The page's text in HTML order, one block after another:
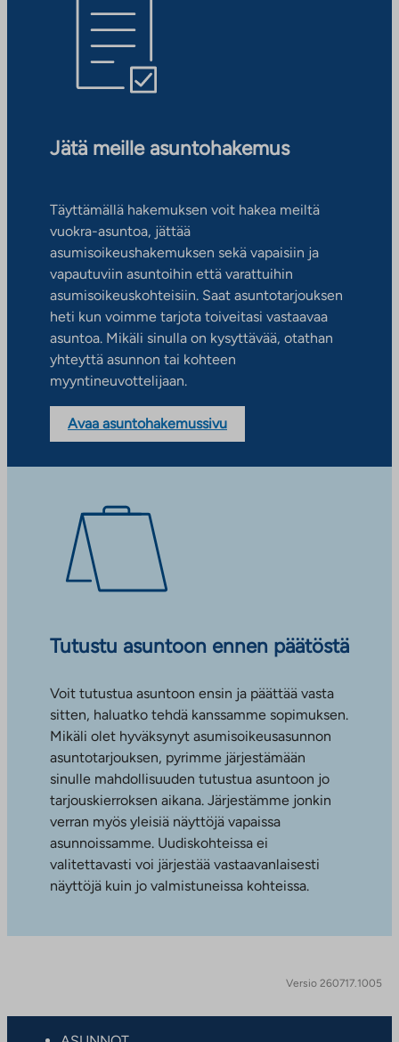
Jätä meille asuntohakemus
Täyttämällä hakemuksen voit hakea meiltä
vuokra-asuntoa, jättää
asumisoikeushakemuksen sekä vapaisiin ja
vapautuviin asuntoihin että varattuihin
asumisoikeuskohteisiin. Saat asuntotarjouksen
heti kun voimme tarjota toiveitasi vastaavaa
asuntoa. Mikäli sinulla on kysyttävää, otathan
yhteyttä asunnon tai kohteen
myyntineuvottelijaan.
Avaa asuntohakemussivu
Tutustu asuntoon ennen päätöstä
Voit tutustua asuntoon ensin ja päättää vasta
sitten, haluatko tehdä kanssamme sopimuksen.
Mikäli olet hyväksynyt asumisoikeusasunnon
asuntotarjouksen, pyrimme järjestämään
sinulle mahdollisuuden tutustua asuntoon jo
tarjouskierroksen aikana. Järjestämme jonkin
verran myös yleisiä näyttöjä vapaissa
asunnoissamme. Uudiskohteissa ei
valitettavasti voi järjestää vastaavanlaisesti
näyttöjä kuin jo valmistuneissa kohteissa.
Versio 260717.1005